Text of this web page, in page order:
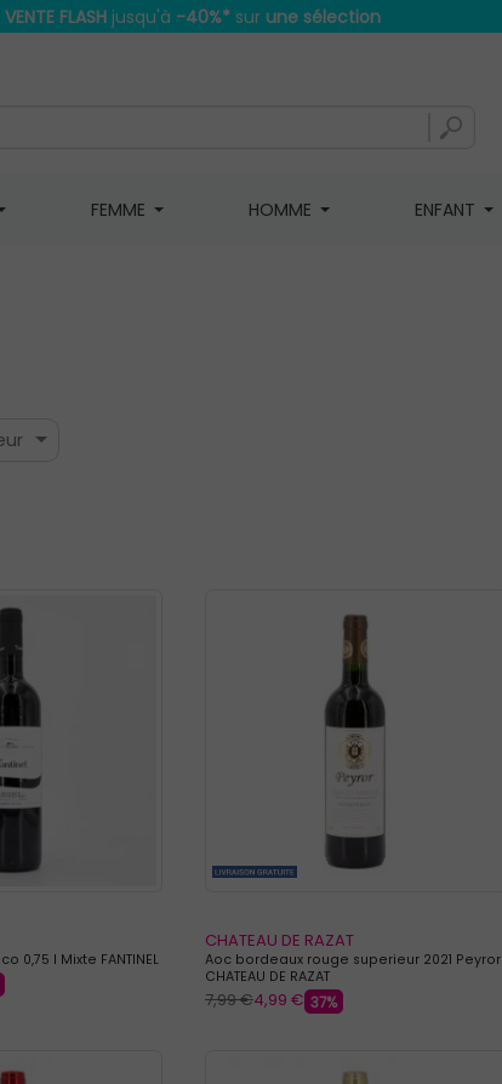
VENTE FLASH jusqu'à -40%* sur une sélection
FEMME HOMME ENFANT
0,75 l Mixte FANTINEL
CHATEAU DE RAZAT
Aoc bordeaux rouge superieur 2021 Peyror
CHATEAU DE RAZAT
7,99 €4,99 € 37%